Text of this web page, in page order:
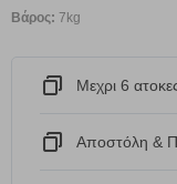
Βάρος: 7kg
Μεχρι 6
Αποστόλη &